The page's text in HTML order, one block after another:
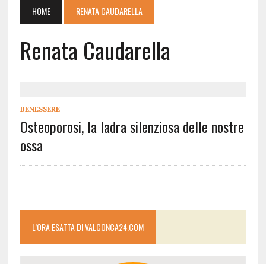
HOME RENATA CAUDARELLA
Renata Caudarella
BENESSERE
Osteoporosi, la ladra silenziosa delle nostre
ossa
L’ORA ESATTA DI VALCONCA24.COM